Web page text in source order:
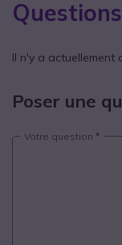
Il n'y a actuellement
Poser une
Votre question